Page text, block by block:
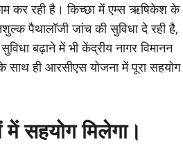
कर रही है। किच्छा में एम्स ऋषिकेश के
पैथालॉजी जांच की सुविधा दे रही है,
बढ़ाने में भी केंद्रीय नागर विमानन
साथ ही आरसीएस योजना में पूरा सहयोग
सहयोग मिलेगा।